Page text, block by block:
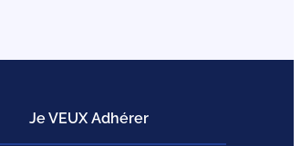
Je VEUX Adhérer